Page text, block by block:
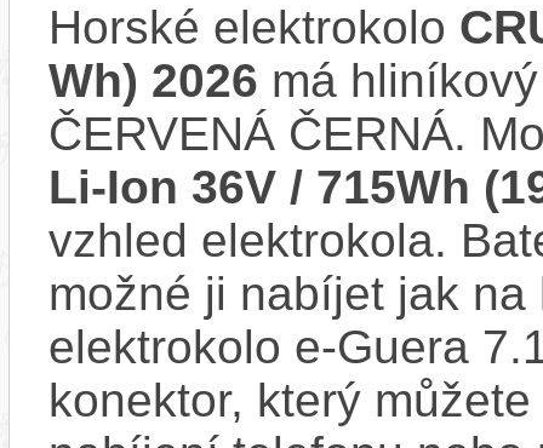
Horské elektrokolo
Wh) 2026 má
ČERVENÁ ČERNÁ.
Li-Ion 36V / 715Wh
vzhled elektrokola.
možné ji nabíjet jak
elektrokolo e-Guera
konektor, který